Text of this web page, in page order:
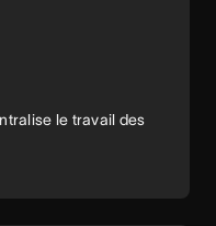
le travail des